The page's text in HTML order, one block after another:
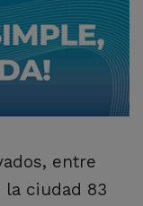
entre
la ciudad 83